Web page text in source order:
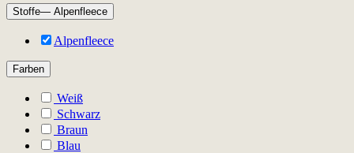
Stoffe— Alpenfleece
Alpenfleece
Farben
Weiß
Schwarz
Braun
Blau